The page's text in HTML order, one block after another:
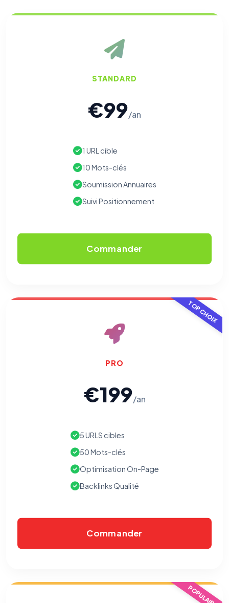
STANDARD
€99/an
1 URL cible
10 Mots-clés
Soumission Annuaires
Suivi Positionnement
Commander
TOP CHOIX
PRO
€199/an
5 URLS cibles
50 Mots-clés
Optimisation On-Page
Backlinks Qualité
Commander
POPULAIRE